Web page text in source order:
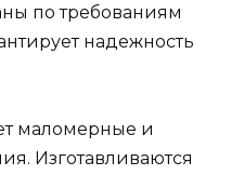
по требованиям
надежность
маломерные и
Изготавливаются